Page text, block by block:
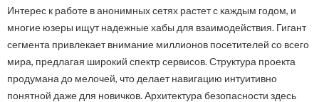
Интерес к работе в анонимных сетях растет с каждым годом, и
многие юзеры ищут надежные хабы для взаимодействия. Гигант
сегмента привлекает внимание миллионов посетителей со всего
мира, предлагая широкий спектр сервисов. Структура проекта
продумана до мелочей, что делает навигацию интуитивно
понятной даже для новичков. Архитектура безопасности здесь